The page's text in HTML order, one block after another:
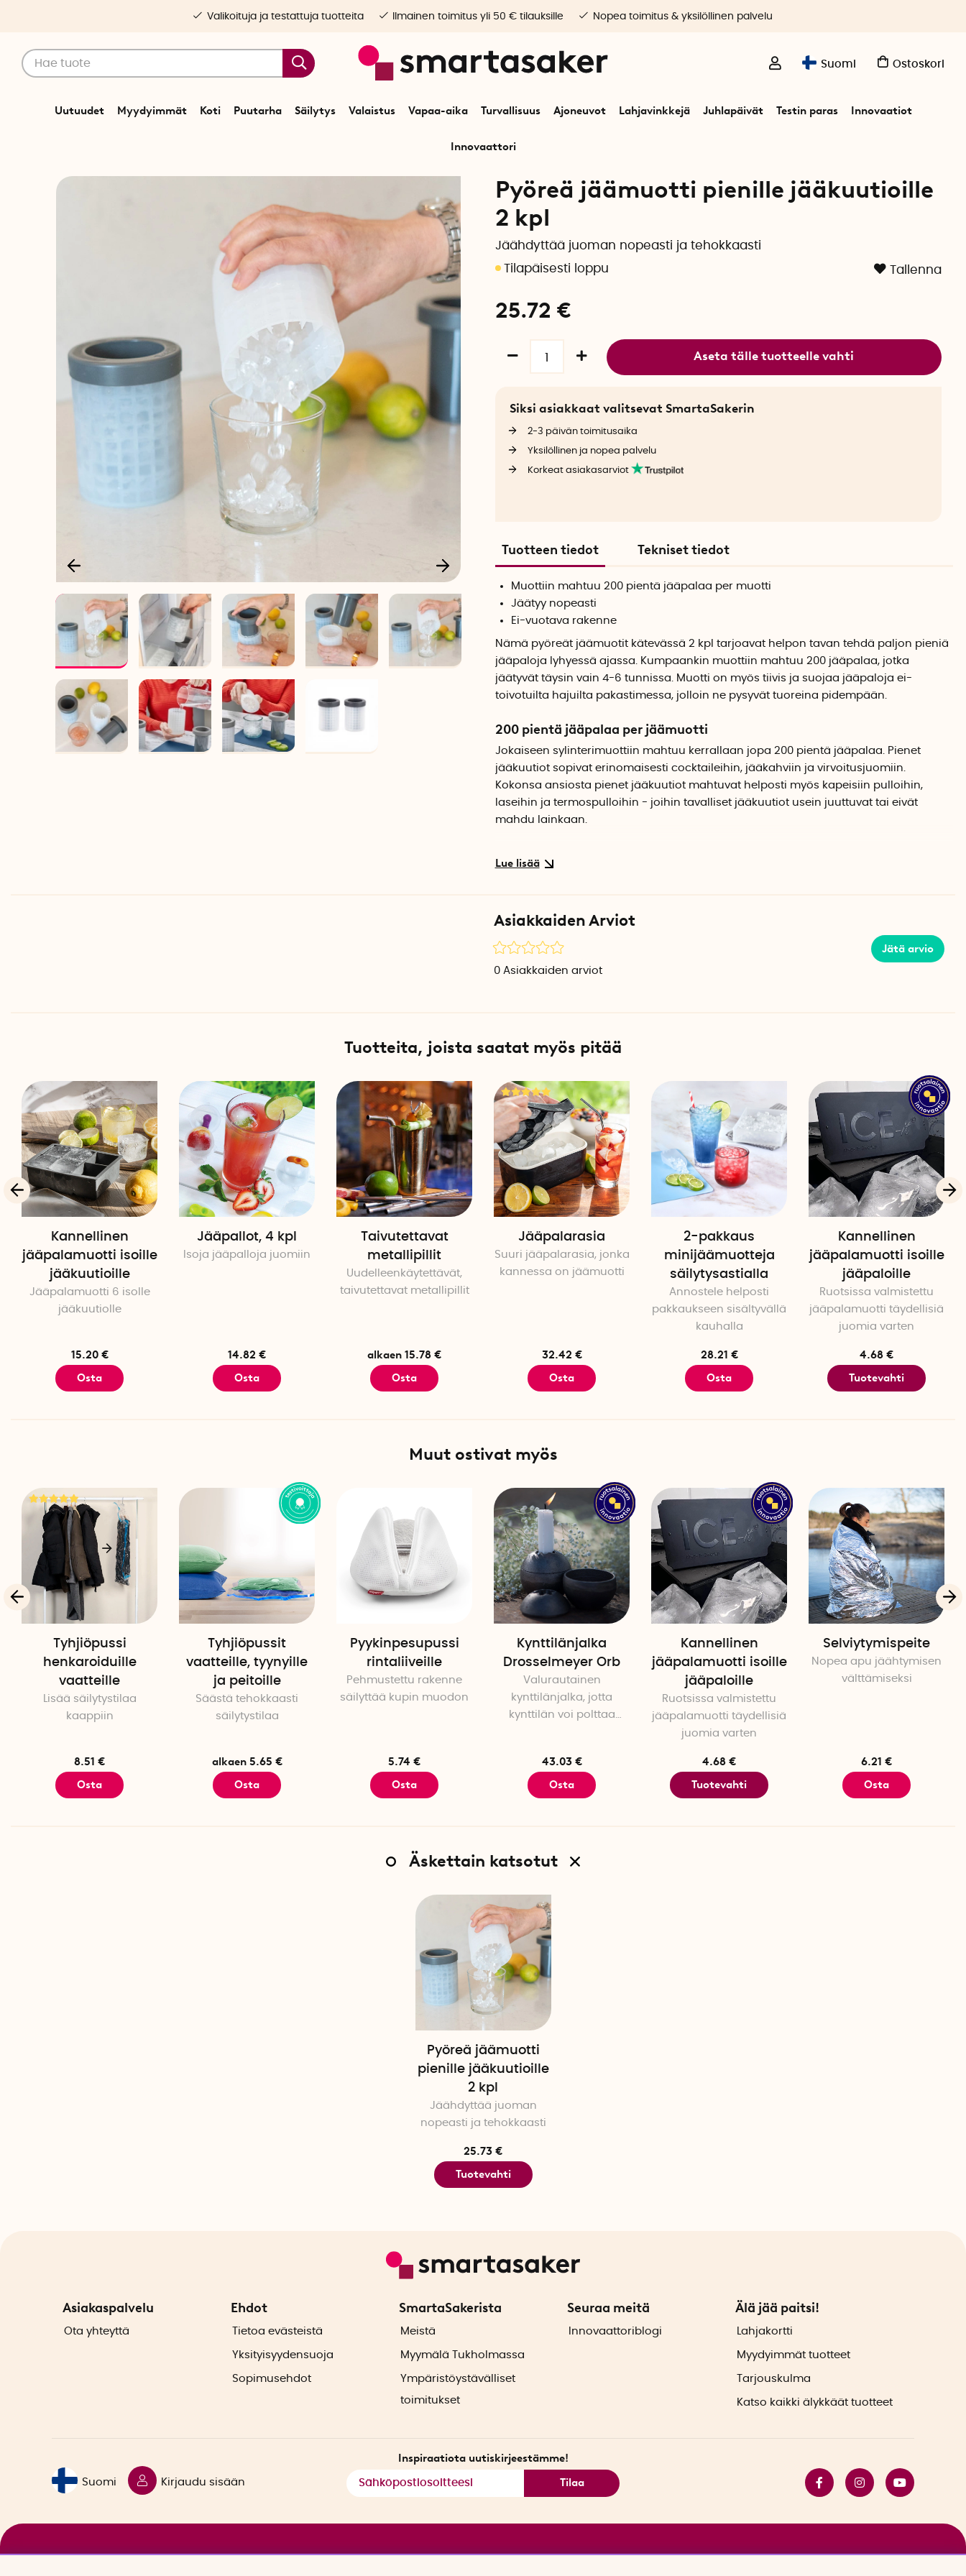
Suomi Ostoskori
Uutuudet Myydyimmät Koti Puutarha Säilytys Valaistus Vapaa-aika Turvallisuus Ajoneuvot Lahjavinkkejä Juhlapäivät Testin paras Innovaatiot
Innovaattori
Valikoituja ja testattuja tuotteita Ilmainen toimitus yli 50 € tilauksille Nopea toimitus & yksilöllinen palvelu
Juomat Pyöreä jäämuotti pienille jääkuutioille 2 kpl
Pyöreä jäämuotti pienille jääkuutioille
2 kpl
Jäähdyttää juoman nopeasti ja tehokkaasti
Tallenna
25.72 €
Aseta tälle tuotteelle vahti
Siksi asiakkaat valitsevat SmartaSakerin
2-3 päivän toimitusaika
Yksilöllinen ja nopea palvelu
Korkeat asiakasarviot
Tuotteen tiedot Tekniset tiedot
Muottiin mahtuu 200 pientä jääpalaa per muotti
Jäätyy nopeasti
Ei-vuotava rakenne
Nämä pyöreät jäämuotit kätevässä 2 kpl tarjoavat helpon tavan tehdä paljon pieniä
jääpaloja lyhyessä ajassa. Kumpaankin muottiin mahtuu 200 jääpalaa, jotka
jäätyvät täysin vain 4-6 tunnissa. Muotti on myös tiivis ja suojaa jääpaloja ei-
toivotuilta hajuilta pakastimessa, jolloin ne pysyvät tuoreina pidempään.
200 pientä jääpalaa per jäämuotti
Jokaiseen sylinterimuottiin mahtuu kerrallaan jopa 200 pientä jääpalaa. Pienet
jääkuutiot sopivat erinomaisesti cocktaileihin, jääkahviin ja virvoitusjuomiin.
Kokonsa ansiosta pienet jääkuutiot mahtuvat helposti myös kapeisiin pulloihin,
laseihin ja termospulloihin - joihin tavalliset jääkuutiot usein juuttuvat tai eivät
mahdu lainkaan.
Tiivis kansi
Pyöreässä jäämuotissa on tiivis rakenne, joka estää vuodot myös vaakasuorassa
1. Irrota kansi ja täytä muotit vedellä merkkiin asti.
3. Poistaaksesi jääpalaset huuhtele muotit nopeasti lämpimässä vedessä.
4. Paina muottien sivua poistaaksesi jääpalat.
Kestävät materiaalit
Muotit on valmistettu elintarvikkeille turvallisesta ja BPA-vapaasta muovista ja
silikonista, joita on turvallista käyttää. Astianpesukoneen kestävä ja helppo
puhdistaa.
Paino: 197 g per jäämuotti
Pituus: 11,5 cm
Halkaisija: 9 cm
Materiaali: Elintarvikelaatuista ja BPA-vapaata silikonia ja muovia
Pakkauskohtainen määrä: 2 kpl
Asiakkaiden Arviot
Jätä arvio
0 Asiakkaiden arviot
Tuotteita, joista saatat myös pitää
Kannellinen
jääpalamuotti isoille
jääkuutioille
Jääpalamuotti 6 isolle
jääkuutiolle
15.20 €
Osta
Jääpallot, 4 kpl
Isoja jääpalloja juomiin
14.82 €
Osta
Taivutettavat
metallipillit
Uudelleenkäytettävät,
taivutettavat metallipillit
alkaen 15.78 €
Osta
Jääpalarasia
Suuri jääpalarasia, jonka
kannessa on jäämuotti
32.42 €
Osta
2-pakkaus
minijäämuotteja
säilytysastialla
Annostele helposti
pakkaukseen sisältyvällä
kauhalla
28.21 €
Osta
Kannellinen
jääpalamuotti isoille
jääpaloille
Ruotsissa valmistettu
jääpalamuotti täydellisiä
juomia varten
4.68 €
Tuotevahti
Muut ostivat myös
Tyhjiöpussi
henkaroiduille
vaatteille
Lisää säilytystilaa
kaappiin
8.51 €
Osta
Tyhjiöpussit
vaatteille, tyynyille
ja peitoille
Säästä tehokkaasti
säilytystilaa
alkaen 5.65 €
Osta
Pyykinpesupussi
rintaliiveille
Pehmustettu rakenne
säilyttää kupin muodon
5.74 €
Osta
Kynttilänjalka
Drosselmeyer Orb
Valurautainen
kynttilänjalka, jotta
kynttilän voi polttaa
43.03 €
Osta
Kannellinen
jääpalamuotti isoille
jääpaloille
Ruotsissa valmistettu
jääpalamuotti täydellisiä
juomia varten
4.68 €
Tuotevahti
Selviytymispeite
Nopea apu jäähtymisen
välttämiseksi
6.21 €
Osta
Äskettain katsotut
Pyöreä jäämuotti
pienille jääkuutioille
2 kpl
Jäähdyttää juoman
nopeasti ja tehokkaasti
25.73 €
Tuotevahti
Asiakaspalvelu
Ota yhteyttä
Ehdot
Tietoa evästeistä
Yksityisyydensuoja
Sopimusehdot
SmartaSakerista
Meistä
Myymälä Tukholmassa
Ympäristöystävälliset
toimitukset
Seuraa meitä
Innovaattoriblogi
Älä jää paitsi!
Lahjakortti
Myydyimmät tuotteet
Tarjouskulma
Katso kaikki älykkäät tuotteet
Suomi Kirjaudu sisään
Inspiraatiota uutiskirjeestämme!
Tilaa